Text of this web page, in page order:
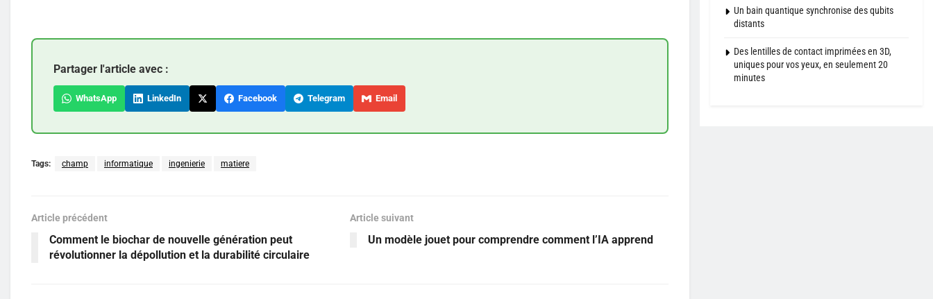
Partager l'article avec :
WhatsApp LinkedIn Facebook Telegram Email
Tags: champ informatique ingenierie matiere
Article précédent
Comment le biochar de nouvelle génération peut
révolutionner la dépollution et la durabilité circulaire
Article suivant
Un modèle jouet pour comprendre comment l’IA apprend
Un bain quantique synchronise des qubits
distants
Des lentilles de contact imprimées en 3D,
uniques pour vos yeux, en seulement 20
minutes